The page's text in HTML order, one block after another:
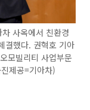
사옥에서 친환경
결했다. 권혁호 기아
모빌리티 사업부문
제공=기아차)